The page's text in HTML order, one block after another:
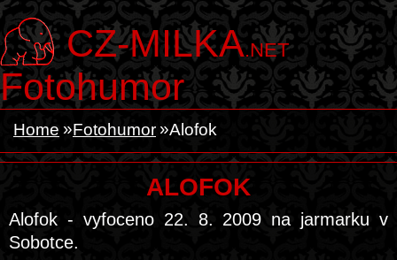
CZ-MILKA.NET
Fotohumor
Home Fotohumor Alofok
ALOFOK
Alofok - vyfoceno 22. 8. 2009 na jarmarku v
Sobotce.